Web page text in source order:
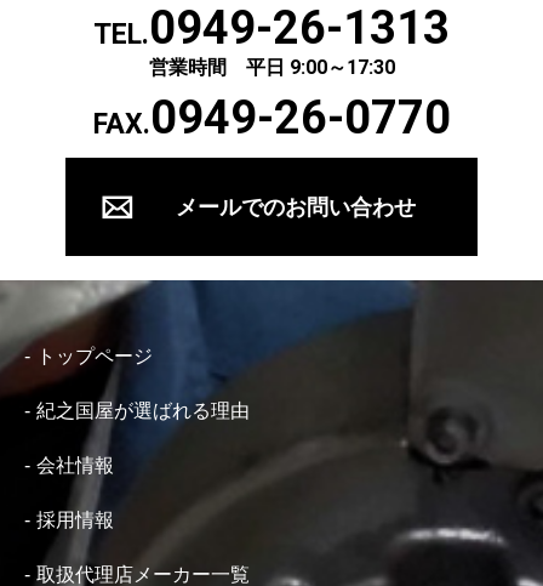
TEL.0949-26-1313
営業時間 平日 9:00～17:30
FAX.0949-26-0770
メールでのお問い合わせ
トップページ
紀之国屋が選ばれる理由
会社情報
採用情報
取扱代理店メーカー一覧